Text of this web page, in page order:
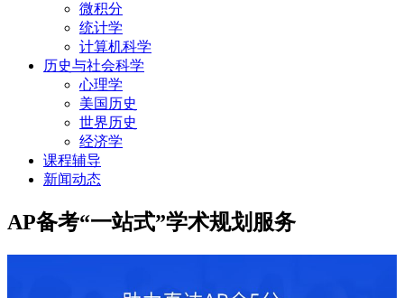
微积分
统计学
计算机科学
历史与社会科学
心理学
美国历史
世界历史
经济学
课程辅导
新闻动态
AP备考“一站式”学术规划服务